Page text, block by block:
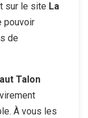
sur le site La
pouvoir
de
Talon
À vous les